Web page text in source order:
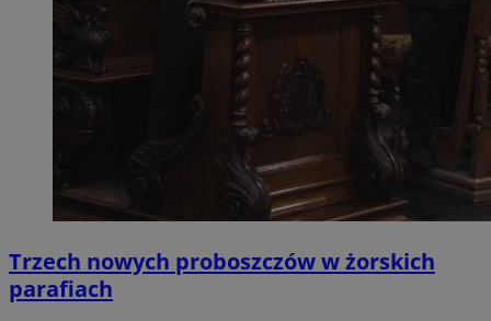
Trzech nowych proboszczów w żorskich
parafiach